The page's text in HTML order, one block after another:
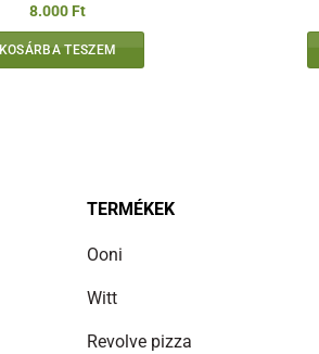
8.000 Ft
KOSÁRBA TESZEM
TERMÉKEK
Ooni
Witt
Revolve pizza